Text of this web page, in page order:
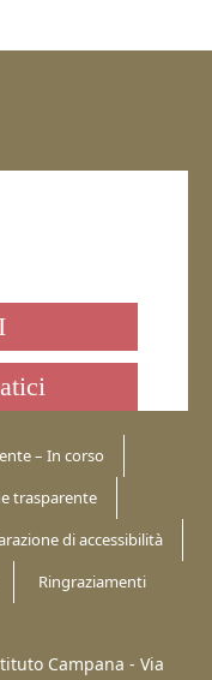
– In corso
trasparente
di accessibilità
Ringraziamenti
Campana - Via